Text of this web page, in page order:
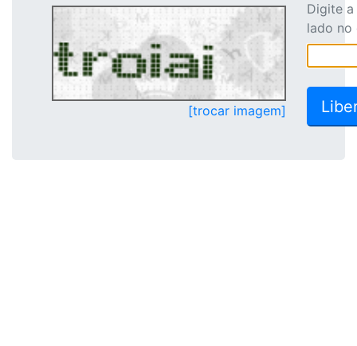
[trocar imagem]
Digite
lado no